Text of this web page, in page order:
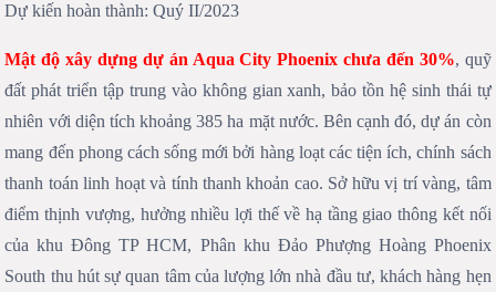
Dự kiến hoàn thành: Quý II/2023
Mật độ xây dựng dự án Aqua City Phoenix chưa đến 30%, quỹ
đất phát triển tập trung vào không gian xanh, bảo tồn hệ sinh thái tự
nhiên với diện tích khoảng 385 ha mặt nước. Bên cạnh đó, dự án còn
mang đến phong cách sống mới bởi hàng loạt các tiện ích, chính sách
thanh toán linh hoạt và tính thanh khoản cao. Sở hữu vị trí vàng, tâm
điểm thịnh vượng, hưởng nhiều lợi thế về hạ tầng giao thông kết nối
của khu Đông TP HCM, Phân khu Đảo Phượng Hoàng Phoenix
South thu hút sự quan tâm của lượng lớn nhà đầu tư, khách hàng hẹn